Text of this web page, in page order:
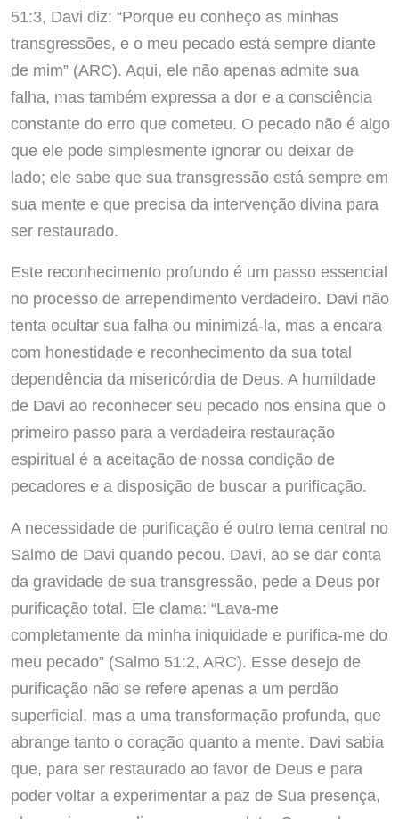
51:3, Davi diz: “Porque eu conheço as minhas
transgressões, e o meu pecado está sempre diante
de mim” (ARC). Aqui, ele não apenas admite sua
falha, mas também expressa a dor e a consciência
constante do erro que cometeu. O pecado não é algo
que ele pode simplesmente ignorar ou deixar de
lado; ele sabe que sua transgressão está sempre em
sua mente e que precisa da intervenção divina para
ser restaurado.
Este reconhecimento profundo é um passo essencial
no processo de arrependimento verdadeiro. Davi não
tenta ocultar sua falha ou minimizá-la, mas a encara
com honestidade e reconhecimento da sua total
dependência da misericórdia de Deus. A humildade
de Davi ao reconhecer seu pecado nos ensina que o
primeiro passo para a verdadeira restauração
espiritual é a aceitação de nossa condição de
pecadores e a disposição de buscar a purificação.
A necessidade de purificação é outro tema central no
Salmo de Davi quando pecou. Davi, ao se dar conta
da gravidade de sua transgressão, pede a Deus por
purificação total. Ele clama: “Lava-me
completamente da minha iniquidade e purifica-me do
meu pecado” (Salmo 51:2, ARC). Esse desejo de
purificação não se refere apenas a um perdão
superficial, mas a uma transformação profunda, que
abrange tanto o coração quanto a mente. Davi sabia
que, para ser restaurado ao favor de Deus e para
poder voltar a experimentar a paz de Sua presença,